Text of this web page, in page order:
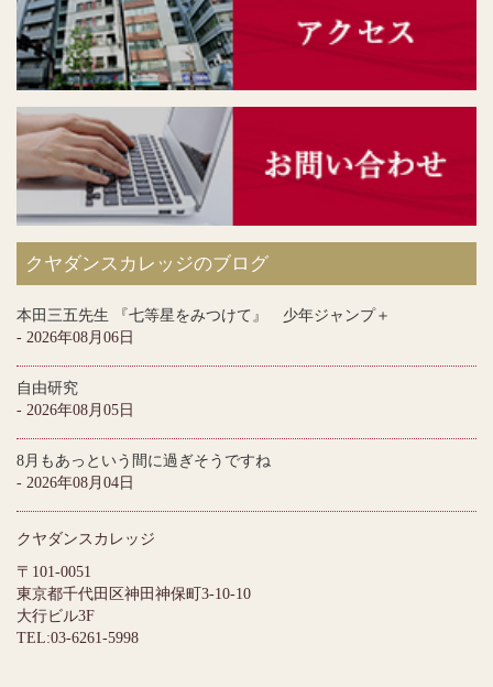
クヤダンスカレッジのブログ
本田三五先生 『七等星をみつけて』 少年ジャンプ＋
- 2026年08月06日
自由研究
- 2026年08月05日
8月もあっという間に過ぎそうですね
- 2026年08月04日
クヤダンスカレッジ
〒101-0051
東京都千代田区神田神保町3-10-10
大行ビル3F
TEL:03-6261-5998